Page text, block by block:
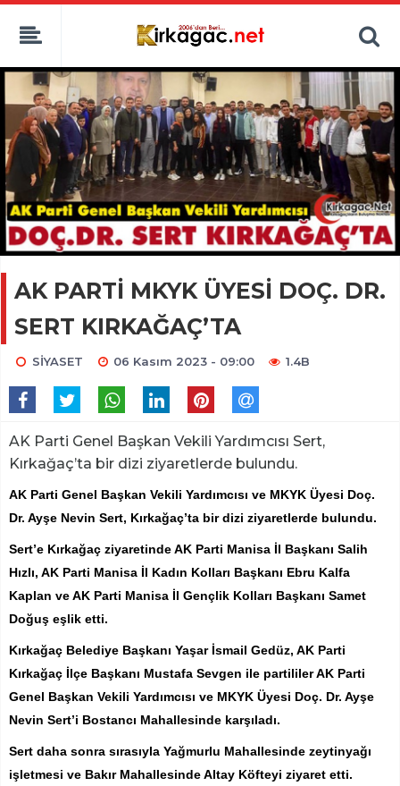
AK PARTİ MKYK ÜYESİ DOÇ. DR.
SERT KIRKAĞAÇ’TA
SİYASET 06 Kasım 2023 - 09:00 1.4B
AK Parti Genel Başkan Vekili Yardımcısı Sert,
Kırkağaç’ta bir dizi ziyaretlerde bulundu.
AK Parti Genel Başkan Vekili Yardımcısı ve MKYK Üyesi Doç.
Dr. Ayşe Nevin Sert, Kırkağaç’ta bir dizi ziyaretlerde bulundu.
Sert’e Kırkağaç ziyaretinde AK Parti Manisa İl Başkanı Salih
Hızlı, AK Parti Manisa İl Kadın Kolları Başkanı Ebru Kalfa
Kaplan ve AK Parti Manisa İl Gençlik Kolları Başkanı Samet
Doğuş eşlik etti.
Kırkağaç Belediye Başkanı Yaşar İsmail Gedüz, AK Parti
Kırkağaç İlçe Başkanı Mustafa Sevgen ile partililer AK Parti
Genel Başkan Vekili Yardımcısı ve MKYK Üyesi Doç. Dr. Ayşe
Nevin Sert’i Bostancı Mahallesinde karşıladı.
Sert daha sonra sırasıyla Yağmurlu Mahallesinde zeytinyağı
işletmesi ve Bakır Mahallesinde Altay Köfteyi ziyaret etti.